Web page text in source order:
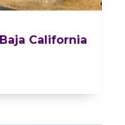
California